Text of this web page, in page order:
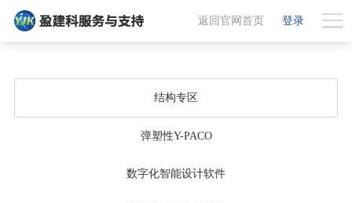
登录
返回官网首页
结构专区
弹塑性Y-PACO
数字化智能设计软件